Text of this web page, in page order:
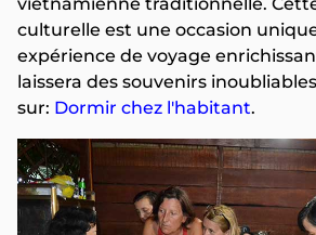
culturelle est une occasion
expérience de voyage
laissera des souvenirs
sur: Dormir chez l'habitant.